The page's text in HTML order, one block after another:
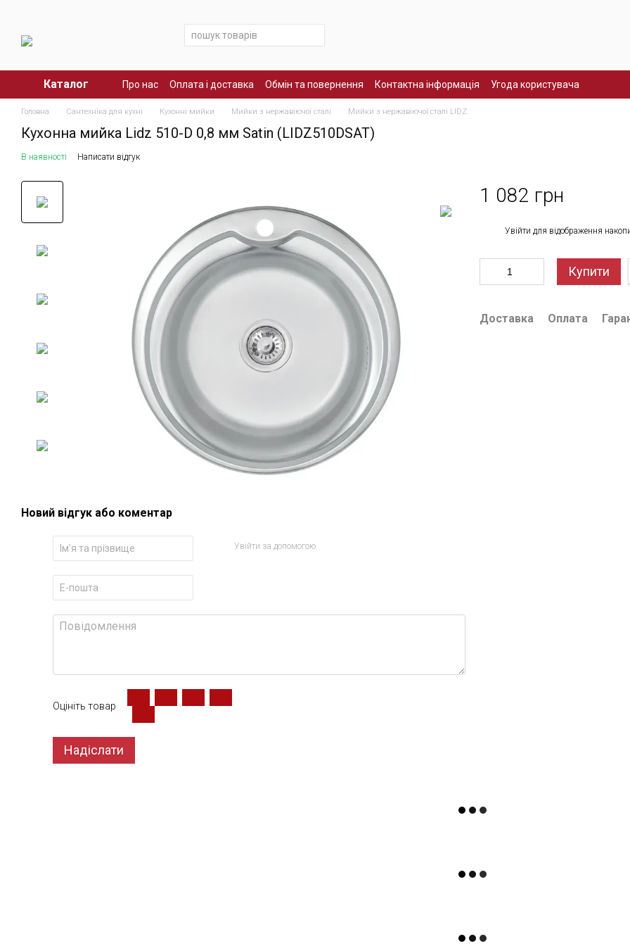
Каталог Про нас Оплата і доставка Обмін та повернення Контактна інформація Угода користувача
Головна Сантехніка для кухні Кухонні мийки Мийки з нержавіючої сталі Мийки з нержавіючої сталі LIDZ
Кухонна мийка Lidz 510-D 0,8 мм Satin (LIDZ510DSAT)
В наявності Написати відгук
Новий відгук або коментар
Увійти за допомогою
Оцініть товар
Надіслати
1 082 грн
Увійти для відображення
Купити
Доставка Оплата